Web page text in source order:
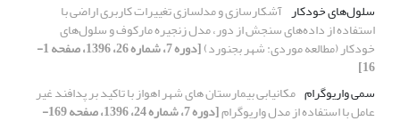
سلول‌های خودکار آشکارسازی و مدلسازی تغییرات کاربری اراضی با
استفاده از داده‌های سنجش از دور، مدل زنجیره مارکوف و سلول‌های
خودکار (مطالعه موردی: شهر بجنورد) [دوره 7، شماره 26، 1396، صفحه 1-
16]
سمی واریوگرام مکانیابی بیمارستان های شهر اهواز با تاکید بر پدافند غیر
عامل با استفاده از مدل واریوگرام [دوره 7، شماره 24، 1396، صفحه 169-